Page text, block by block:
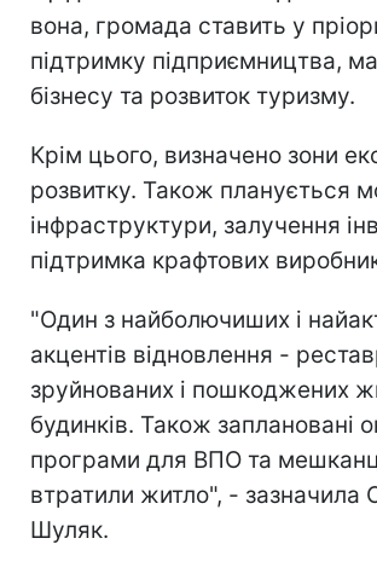
вона, громада ставить у
підтримку підприємництва,
бізнесу та розвиток туризму.
Крім цього, визначено зони
розвитку. Також планується
інфраструктури, залучення
підтримка крафтових
"Один з найболючиших і
акцентів відновлення -
зруйнованих і пошкоджених
будинків. Також заплановані
програми для ВПО та
втратили житло", - зазначила
Шуляк.